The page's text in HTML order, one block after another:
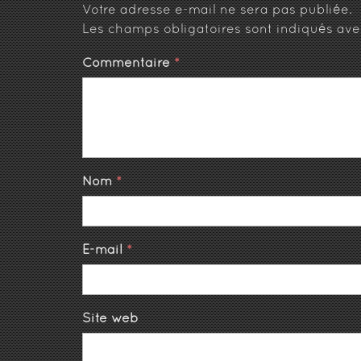
Votre adresse e-mail ne sera pas publiée.
Les champs obligatoires sont indiqués
Commentaire*
Nom*
E-mail*
Site web